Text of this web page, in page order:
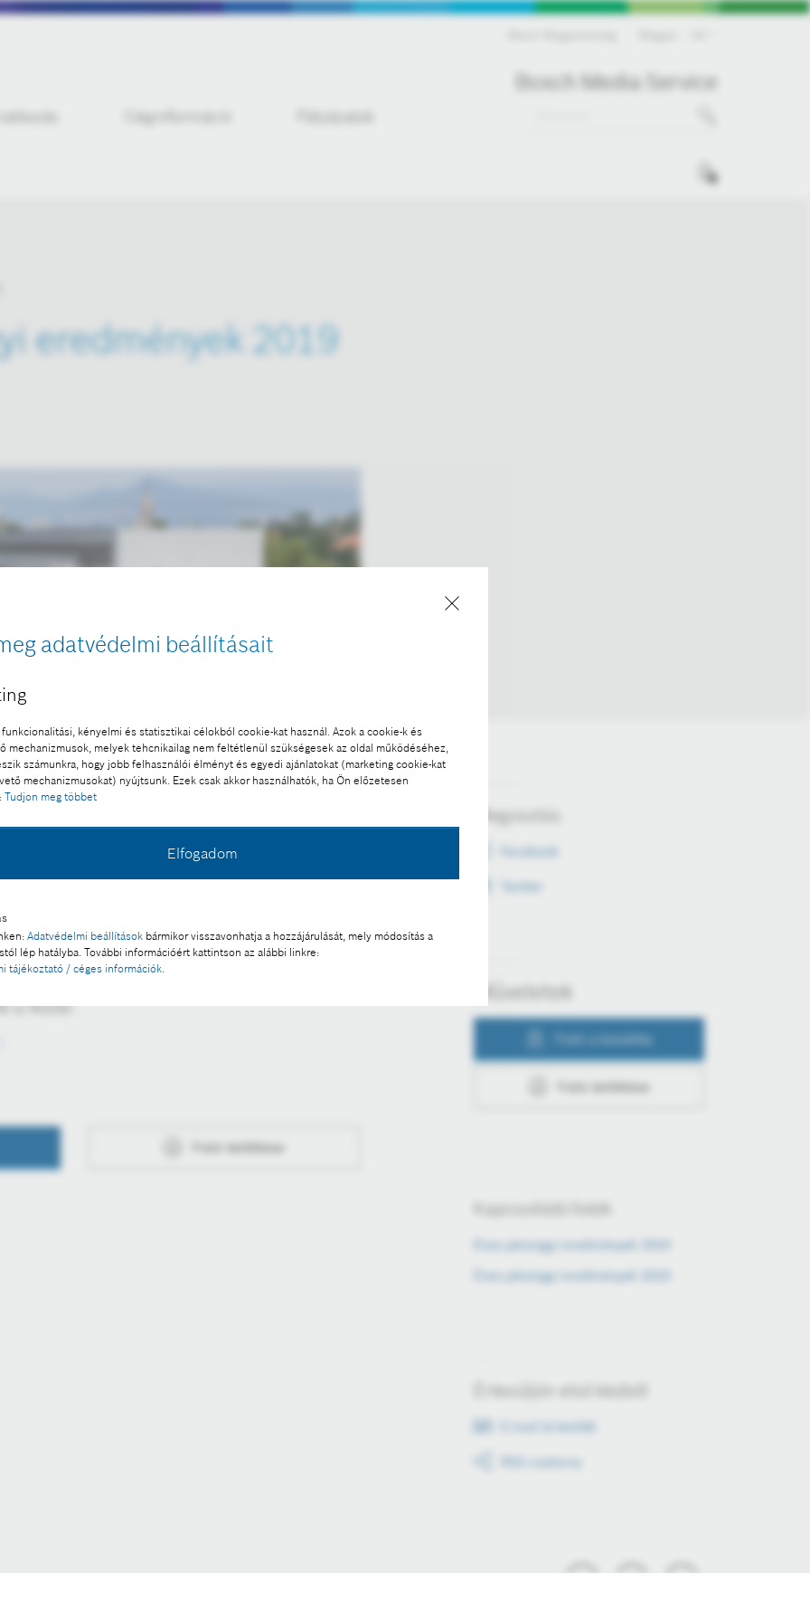
adatvédelmi beállításait
kényelmi és statisztikai célokból cookie-kat használ. Azok a cookie-k és
mechanizmusok, melyek tehcnikailag nem feltétlenül szükségesek az oldal működéséhez,
számunkra, hogy jobb felhasználói élményt és egyedi ajánlatokat (marketing cookie-kat
mechanizmusokat) nyújtsunk. Ezek csak akkor használhatók, ha Ön előzetesen
Tudjon meg többet
Elfogadom
Adatvédelmi beállítások bármikor visszavonhatja a hozzájárulását, mely módosítás a
lép hatályba. További információért kattintson az alábbi linkre:
tájékoztató / céges információk.
Bosch Media Service
Céginformáció
eredmények 2019
a sajtó számára díjmentesen felhasználható.
a része:
Fotó letöltése
Megosztás
Facebook
Twitter
Műveletek
Fotó a kosárba
Kapcsolódó fotók
Éves pénzügyi eredmények 2019
Éves pénzügyi eredmények 2019
Értesüljön első kézből